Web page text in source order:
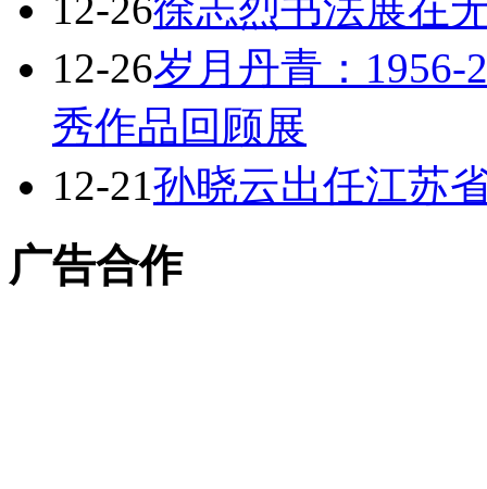
12-26徐志烈书法展在
12-26岁月丹青：1956-
秀作品回顾展
12-21孙晓云出任江苏
广告合作